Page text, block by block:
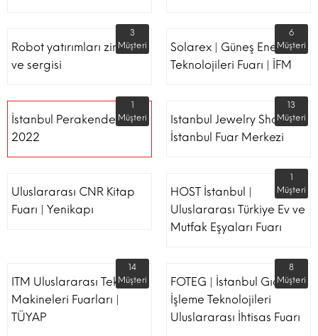
Robot yatırımları zirvesi
ve sergisi
3
Müşteri
Solarex | Güneş Enerjisi &
Teknolojileri Fuarı | İFM
6
Müşteri
İstanbul Perakende Fuarı
2022
1
Müşteri
Istanbul Jewelry Show |
İstanbul Fuar Merkezi
13
Müşteri
Uluslararası CNR Kitap
Fuarı | Yenikapı
HOST İstanbul |
Uluslararası Türkiye Ev ve
Mutfak Eşyaları Fuarı
1
Müşteri
ITM Uluslararası Tekstil
Makineleri Fuarları |
TÜYAP
14
Müşteri
FOTEG | İstanbul Gıda
İşleme Teknolojileri
Uluslararası İhtisas Fuarı
8
Müşteri